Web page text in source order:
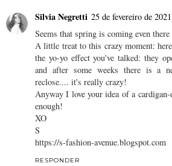
Silvia Negretti 25 de fevereiro de
Seems that spring is coming even
A little treat to this crazy moment:
the yo-yo effect you've talked: they
and after some weeks there is a
reclose.... it's really crazy!
Anyway I love your idea of a
enough!
XO
S
https://s-fashion-avenue.blogspot.com
RESPONDER